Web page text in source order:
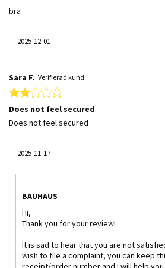
Review by JOHAN H. on 1 Dec 2025
review stating bra
bra
2025-12-01
Sara F. Verifierad kund
2.0 star rating
Does not feel secured
Review by Sara F. on 17 Nov 2025
review stating Does not feel secured
Does not feel secured
2025-11-17
BAUHAUS
Hi,
Thank you for your review!
It is sad to hear that you are not
wish to file a complaint, you can keep